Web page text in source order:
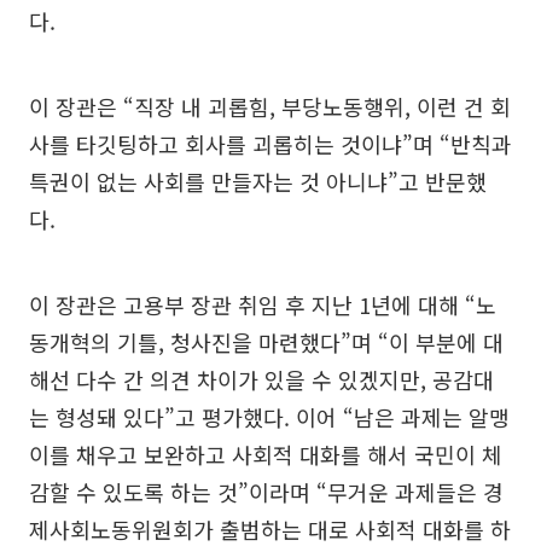
다.
이 장관은 “직장 내 괴롭힘, 부당노동행위, 이런 건 회
사를 타깃팅하고 회사를 괴롭히는 것이냐”며 “반칙과
특권이 없는 사회를 만들자는 것 아니냐”고 반문했
다.
이 장관은 고용부 장관 취임 후 지난 1년에 대해 “노
동개혁의 기틀, 청사진을 마련했다”며 “이 부분에 대
해선 다수 간 의견 차이가 있을 수 있겠지만, 공감대
는 형성돼 있다”고 평가했다. 이어 “남은 과제는 알맹
이를 채우고 보완하고 사회적 대화를 해서 국민이 체
감할 수 있도록 하는 것”이라며 “무거운 과제들은 경
제사회노동위원회가 출범하는 대로 사회적 대화를 하